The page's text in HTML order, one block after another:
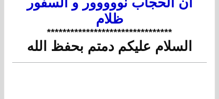
ظلام
​********************************
السلام عليكم دمتم بحفظ الله